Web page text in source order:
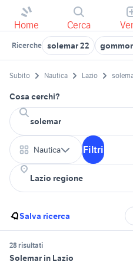
Home Cerca
Ricerche solemar 22
Subito Nautica Lazio
Cosa cerchi?
Nautica Filtri
Salva ricerca
28 risultati
Solemar in Lazio